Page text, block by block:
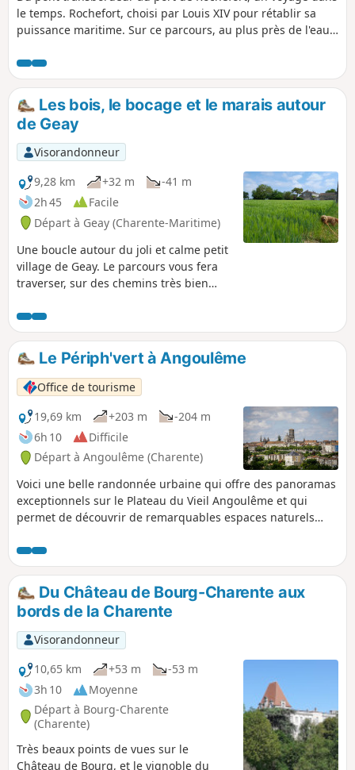
le temps. Rochefort, choisi par Louis XIV pour rétablir sa
puissance maritime. Sur ce parcours, au plus près de l'eau
manquent pas : formes de radoub, Corderie Royale,
arsenal, et avec un peu de chance, l'Hermione...
Les bois, le bocage et le marais autour
de Geay
Visorandonneur
9,28 km
+32 m
-41 m
2h 45
Facile
Départ à Geay (Charente-Maritime)
Une boucle autour du joli et calme petit
village de Geay. Le parcours vous fera
traverser, sur des chemins très bien
Vous longerez aussi le marais. La
Charente n'est pas bien loin mais
restera invisible. La trace a été relevée
sur le terrain, ce qui fait qu'elle est très
fiable
Le Périph'vert à Angoulême
Office de tourisme
19,69 km
+203 m
-204 m
6h 10
Difficile
Départ à Angoulême (Charente)
Voici une belle randonnée urbaine qui offre des panoramas
exceptionnels sur le Plateau du Vieil Angoulême et qui
permet de découvrir de remarquables espaces naturels
Pontouvre. Ce circuit est balisé en Jaune.
Du Château de Bourg-Charente aux
bords de la Charente
Visorandonneur
10,65 km
+53 m
-53 m
3h 10
Moyenne
Départ à Bourg-Charente
(Charente)
Très beaux points de vues sur le
Château de Bourg, et le vignoble du